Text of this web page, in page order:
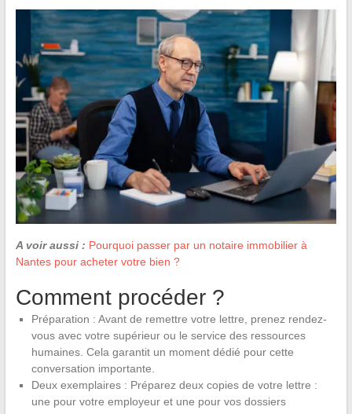
A voir aussi : Pourquoi passer par un notaire immobilier à
Nantes pour acheter votre bien ?
Comment procéder ?
Préparation : Avant de remettre votre lettre, prenez rendez-
vous avec votre supérieur ou le service des ressources
humaines. Cela garantit un moment dédié pour cette
conversation importante.
Deux exemplaires : Préparez deux copies de votre lettre :
une pour votre employeur et une pour vos dossiers